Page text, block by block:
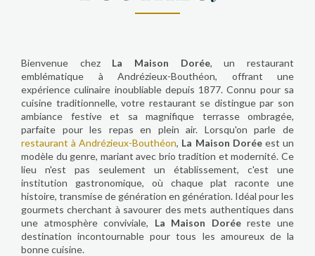
Bienvenue chez La Maison Dorée, un restaurant
emblématique à Andrézieux-Bouthéon, offrant une
expérience culinaire inoubliable depuis 1877. Connu pour sa
cuisine traditionnelle, votre restaurant se distingue par son
ambiance festive et sa magnifique terrasse ombragée,
parfaite pour les repas en plein air. Lorsqu'on parle de
restaurant à Andrézieux-Bouthéon, La Maison Doréeest un
modèle du genre, mariant avec brio tradition et modernité. Ce
lieu n'est pas seulement un établissement, c'est une
institution gastronomique, où chaque plat raconte une
histoire, transmise de génération en génération. Idéal pour les
gourmets cherchant à savourer des mets authentiques dans
une atmosphère conviviale, La Maison Doréereste une
destination incontournable pour tous les amoureux de la
bonne cuisine.